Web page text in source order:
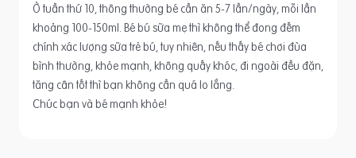
Ở tuần thứ 10, thông thường bé cần ăn 5-7 lần/ngày, mỗi lần
khoảng 100-150ml. Bé bú sữa mẹ thì không thể đong đếm
chính xác lượng sữa trẻ bú, tuy nhiên, nếu thấy bé chơi đùa
bình thường, khỏe mạnh, không quấy khóc, đi ngoài đều đặn,
tăng cân tốt thì bạn không cần quá lo lắng.
Chúc bạn và bé mạnh khỏe!